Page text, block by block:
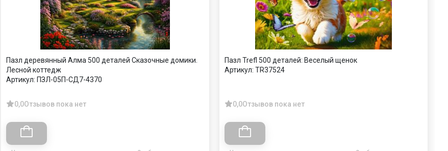
Пазл деревянный Алма 500 деталей Сказочные домики.
Лесной коттедж
Артикул: ПЗЛ-05П-СД7-4370
0,0Отзывов пока нет
Пазл Trefl 500 деталей: Веселый щенок
Артикул: TR37524
0,0Отзывов пока нет